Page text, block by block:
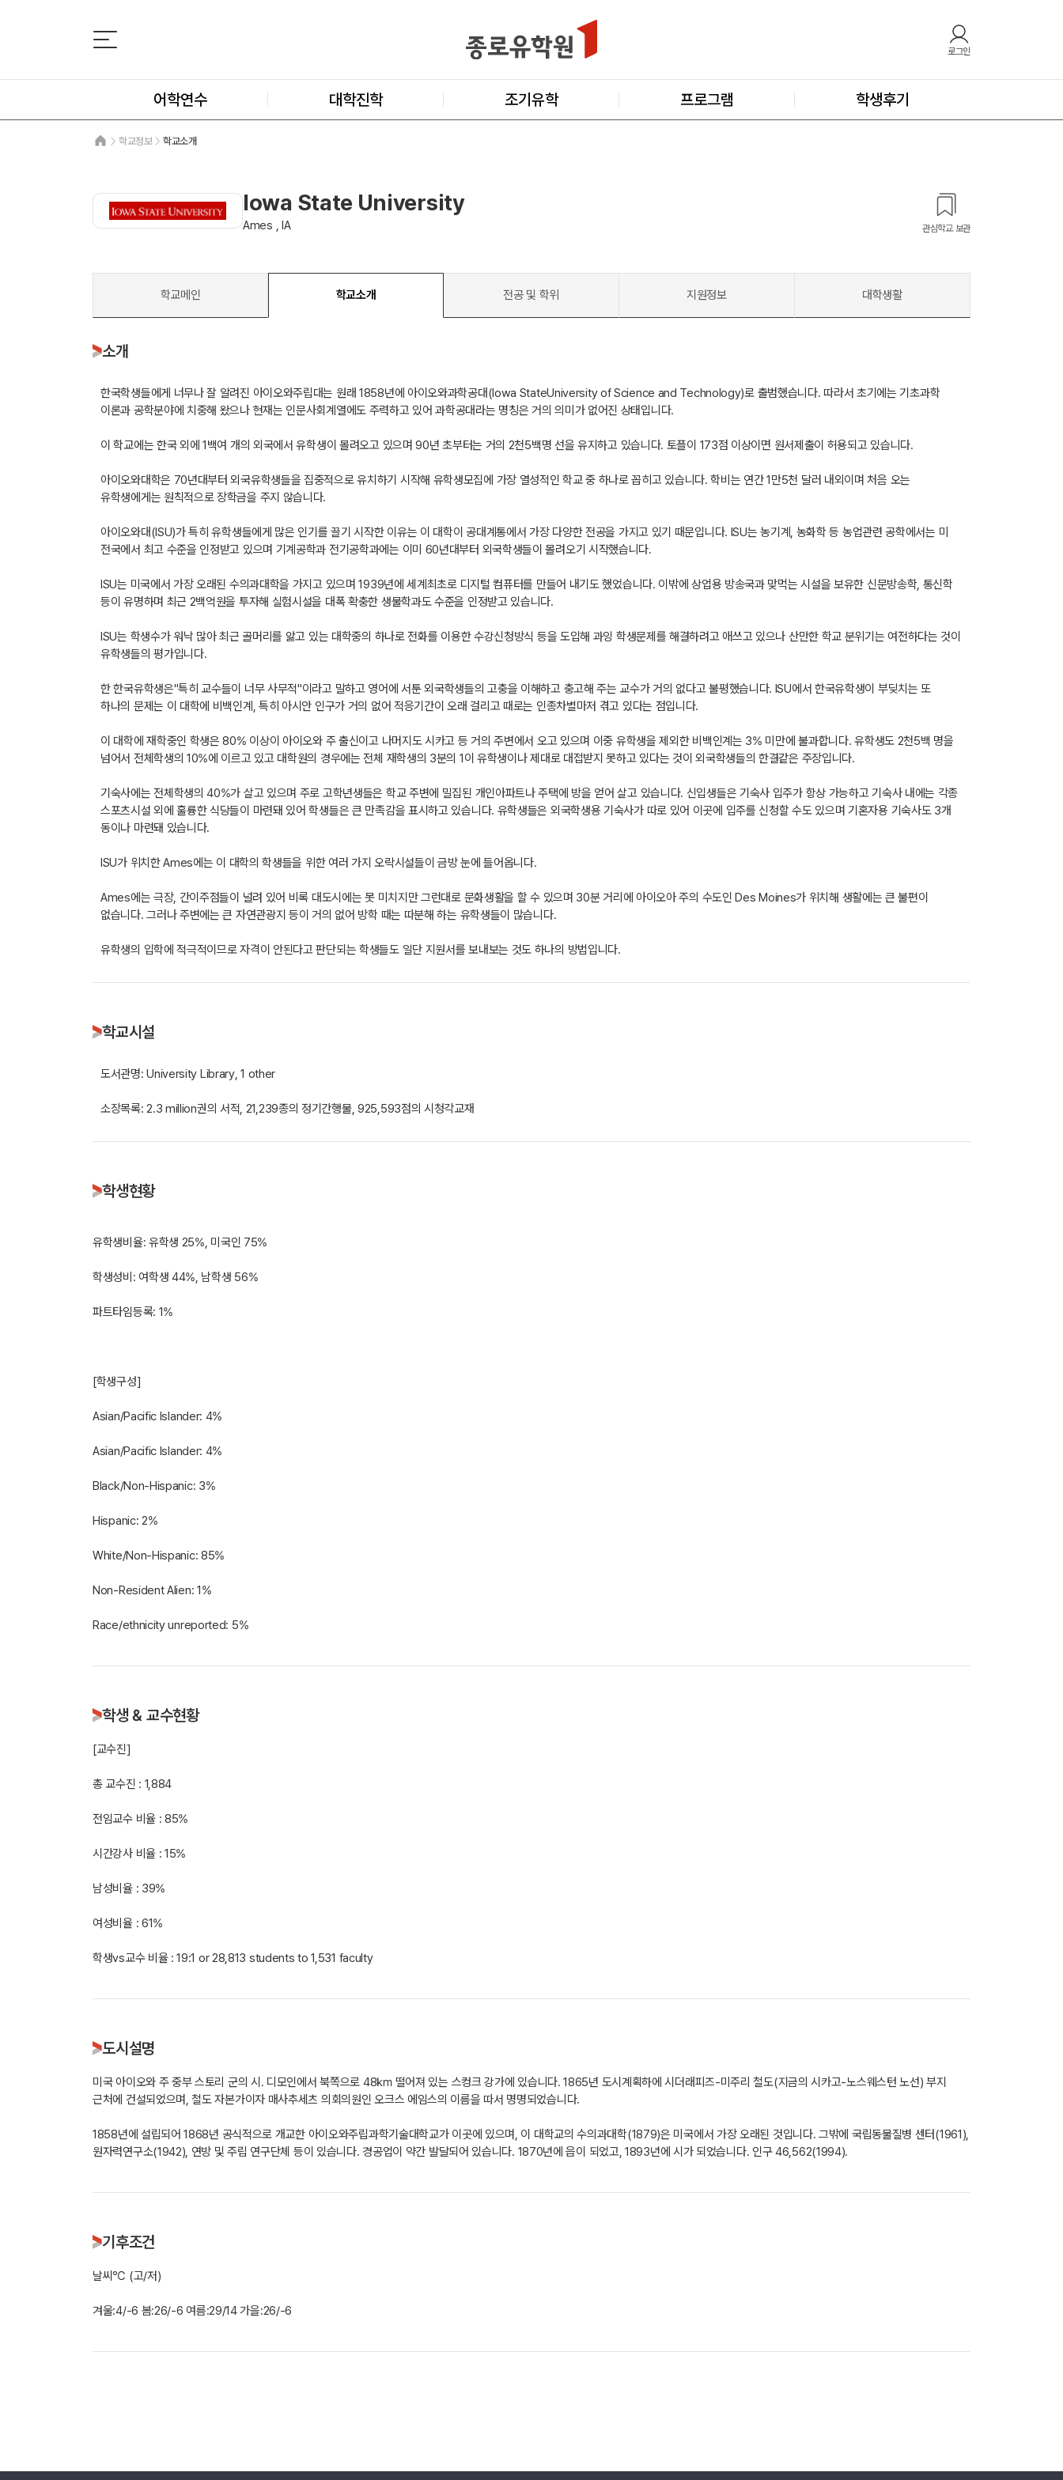
로그인
어학연수 대학진학 조기유학 프로그램 학생후기
학교정보 학교소개
Iowa State University
Ames , IA 관심학교 보관
학교메인 학교소개 전공 및 학위 지원정보 대학생활
소개
한국학생들에게 너무나 잘 알려진 아이오와주립대는 원래 1858년에 아이오와과학공대(Iowa StateUniversity of Science and Technology)로 출범했습니다. 따라서 초기에는 기초과학
이론과 공학분야에 치중해 왔으나 현재는 인문사회계열에도 주력하고 있어 과학공대라는 명칭은 거의 의미가 없어진 상태입니다.
이 학교에는 한국 외에 1백여 개의 외국에서 유학생이 몰려오고 있으며 90년 초부터는 거의 2천5백명 선을 유지하고 있습니다. 토플이 173점 이상이면 원서제출이 허용되고 있습니다.
아이오와대학은 70년대부터 외국유학생들을 집중적으로 유치하기 시작해 유학생모집에 가장 열성적인 학교 중 하나로 꼽히고 있습니다. 학비는 연간 1만5천 달러 내외이며 처음 오는
유학생에게는 원칙적으로 장학금을 주지 않습니다.
아이오와대(ISU)가 특히 유학생들에게 많은 인기를 끌기 시작한 이유는 이 대학이 공대계통에서 가장 다양한 전공을 가지고 있기 때문입니다. ISU는 농기계, 농화학 등 농업관련 공학에서는 미
전국에서 최고 수준을 인정받고 있으며 기계공학과 전기공학과에는 이미 60년대부터 외국학생들이 몰려오기 시작했습니다.
ISU는 미국에서 가장 오래된 수의과대학을 가지고 있으며 1939년에 세계최초로 디지털 컴퓨터를 만들어 내기도 했었습니다. 이밖에 상업용 방송국과 맞먹는 시설을 보유한 신문방송학, 통신학
등이 유명하며 최근 2백억원을 투자해 실험시설을 대폭 확충한 생물학과도 수준을 인정받고 있습니다.
ISU는 학생수가 워낙 많아 최근 골머리를 앓고 있는 대학중의 하나로 전화를 이용한 수강신청방식 등을 도입해 과잉 학생문제를 해결하려고 애쓰고 있으나 산만한 학교 분위기는 여전하다는 것이
유학생들의 평가입니다.
한 한국유학생은"특히 교수들이 너무 사무적"이라고 말하고 영어에 서툰 외국학생들의 고충을 이해하고 충고해 주는 교수가 거의 없다고 불평했습니다. ISU에서 한국유학생이 부딪치는 또
하나의 문제는 이 대학에 비백인계, 특히 아시안 인구가 거의 없어 적응기간이 오래 걸리고 때로는 인종차별마저 겪고 있다는 점입니다.
이 대학에 재학중인 학생은 80% 이상이 아이오와 주 출신이고 나머지도 시카고 등 거의 주변에서 오고 있으며 이중 유학생을 제외한 비백인계는 3% 미만에 불과합니다. 유학생도 2천5백 명을
넘어서 전체학생의 10%에 이르고 있고 대학원의 경우에는 전체 재학생의 3분의 1이 유학생이나 제대로 대접받지 못하고 있다는 것이 외국학생들의 한결같은 주장입니다.
기숙사에는 전체학생의 40%가 살고 있으며 주로 고학년생들은 학교 주변에 밀집된 개인아파트나 주택에 방을 얻어 살고 있습니다. 신입생들은 기숙사 입주가 항상 가능하고 기숙사 내에는 각종
스포츠시설 외에 훌륭한 식당들이 마련돼 있어 학생들은 큰 만족감을 표시하고 있습니다. 유학생들은 외국학생용 기숙사가 따로 있어 이곳에 입주를 신청할 수도 있으며 기혼자용 기숙사도 3개
동이나 마련돼 있습니다.
ISU가 위치한 Ames에는 이 대학의 학생들을 위한 여러 가지 오락시설들이 금방 눈에 들어옵니다.
Ames에는 극장, 간이주점들이 널려 있어 비록 대도시에는 못 미치지만 그런대로 문화생활을 할 수 있으며 30분 거리에 아이오아 주의 수도인 Des Moines가 위치해 생활에는 큰 불편이
없습니다. 그러나 주변에는 큰 자연관광지 등이 거의 없어 방학 때는 따분해 하는 유학생들이 많습니다.
유학생의 입학에 적극적이므로 자격이 안된다고 판단되는 학생들도 일단 지원서를 보내보는 것도 하나의 방법입니다.
학교시설
도서관명: University Library, 1 other
소장목록: 2.3 million권의 서적, 21,239종의 정기간행물, 925,593점의 시청각교재
학생현황
유학생비율: 유학생 25%, 미국인 75%
학생성비: 여학생 44%, 남학생 56%
파트타임등록: 1%
[학생구성]
Asian/Pacific Islander: 4%
Asian/Pacific Islander: 4%
Black/Non-Hispanic: 3%
Hispanic: 2%
White/Non-Hispanic: 85%
Non-Resident Alien: 1%
학생 & 교수현황
[교수진]
총 교수진 : 1,884
전임교수 비율 : 85%
시간강사 비율 : 15%
남성비율 : 39%
여성비율 : 61%
학생vs교수 비율 : 19:1 or 28,813 students to 1,531 faculty
도시설명
미국 아이오와 주 중부 스토리 군의 시. 디모인에서 북쪽으로 48㎞ 떨어져 있는 스컹크 강가에 있습니다. 1865년 도시계획하에 시더래피즈-미주리 철도(지금의 시카고-노스웨스턴 노선) 부지
근처에 건설되었으며, 철도 자본가이자 매사추세츠 의회의원인 오크스 에임스의 이름을 따서 명명되었습니다.
1858년에 설립되어 1868년 공식적으로 개교한 아이오와주립과학기술대학교가 이곳에 있으며, 이 대학교의 수의과대학(1879)은 미국에서 가장 오래된 것입니다. 그밖에 국립동물질병 센터(1961),
원자력연구소(1942), 연방 및 주립 연구단체 등이 있습니다. 경공업이 약간 발달되어 있습니다. 1870년에 읍이 되었고, 1893년에 시가 되었습니다. 인구 46,562(1994).
기후조건
날씨℃ (고/저)
겨울:4/-6 봄:26/-6 여름:29/14 가을:26/-6